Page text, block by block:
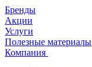
Бренды
Акции
Услуги
Полезные материалы
Компания